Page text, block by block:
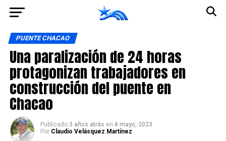
PUENTE CHACAO
Una paralización de 24 horas
protagonizan trabajadores en
construcción del puente en
Chacao
Publicado 3 años atrás en 4 mayo, 2023
Por Claudio Velásquez Martínez
Ir a la versión móvil